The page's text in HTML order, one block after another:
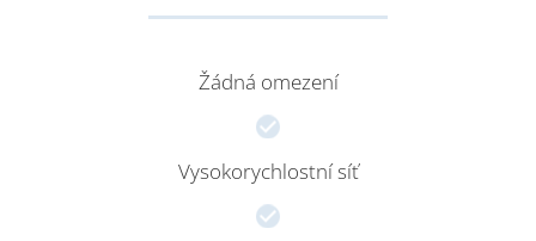
Žádná omezení
Vysokorychlostní síť